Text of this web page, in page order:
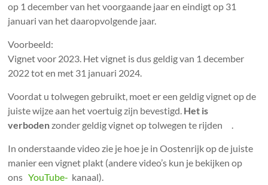
op 1 december van het voorgaande jaar en eindigt op 31
januari van het daaropvolgende jaar.
Voorbeeld:
Vignet voor 2023. Het vignet is dus geldig van 1 december
2022 tot en met 31 januari 2024.
Voordat u tolwegen gebruikt, moet er een geldig vignet op de
juiste wijze aan het voertuig zijn bevestigd. Het is
verbodenzonder geldig vignet op tolwegen te rijden .
In onderstaande video zie je hoe je in Oostenrijk op de juiste
manier een vignet plakt (andere video’s kun je bekijken op
onsYouTube- kanaal).